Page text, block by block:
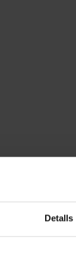
Detalls